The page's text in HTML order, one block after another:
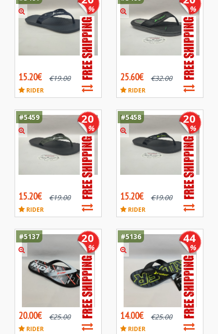
15.20€ €19.00
RIDER
%
25.60€ €32.00
RIDER
%
15.20€ €19.00
RIDER
#5459 20
%
15.20€ €19.00
RIDER
#5458 20
%
20.00€ €25.00
RIDER
#5137 20
%
14.00€ €25.00
RIDER
#5136 44
%